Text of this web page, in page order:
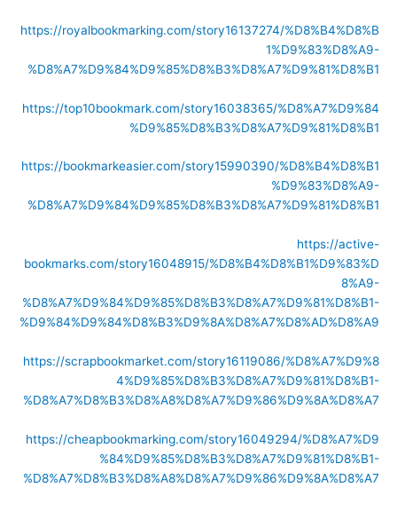
https://royalbookmarking.com/story16137274/%D8%B4%D8%B
1%D9%83%D8%A9-
%D8%A7%D9%84%D9%85%D8%B3%D8%A7%D9%81%D8%B1
https://top10bookmark.com/story16038365/%D8%A7%D9%84
%D9%85%D8%B3%D8%A7%D9%81%D8%B1
https://bookmarkeasier.com/story15990390/%D8%B4%D8%B1
%D9%83%D8%A9-
%D8%A7%D9%84%D9%85%D8%B3%D8%A7%D9%81%D8%B1
https://active-
bookmarks.com/story16048915/%D8%B4%D8%B1%D9%83%D
8%A9-
%D8%A7%D9%84%D9%85%D8%B3%D8%A7%D9%81%D8%B1-
%D9%84%D9%84%D8%B3%D9%8A%D8%A7%D8%AD%D8%A9
https://scrapbookmarket.com/story16119086/%D8%A7%D9%8
4%D9%85%D8%B3%D8%A7%D9%81%D8%B1-
%D8%A7%D8%B3%D8%A8%D8%A7%D9%86%D9%8A%D8%A7
https://cheapbookmarking.com/story16049294/%D8%A7%D9
%84%D9%85%D8%B3%D8%A7%D9%81%D8%B1-
%D8%A7%D8%B3%D8%A8%D8%A7%D9%86%D9%8A%D8%A7